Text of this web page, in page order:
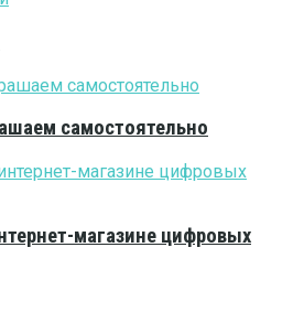
самостоятельно
магазине цифровых